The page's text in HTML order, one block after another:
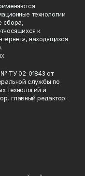
технологии
сбора,
к
находящихся
ТУ 02-01843 от
службы по
технологий и
главный редактор: